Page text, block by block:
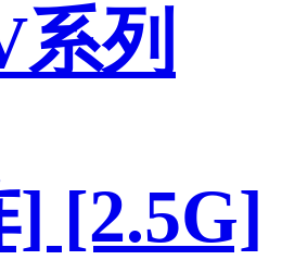
列
[2.5G]